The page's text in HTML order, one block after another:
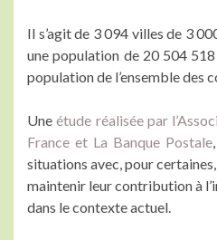
Il s’agit de 3 094 villes de 3
une population de 20 504
population de l’ensemble des
Une étude réalisée par
France et La Banque Postale
situations avec, pour
maintenir leur contribution à
dans le contexte actuel.